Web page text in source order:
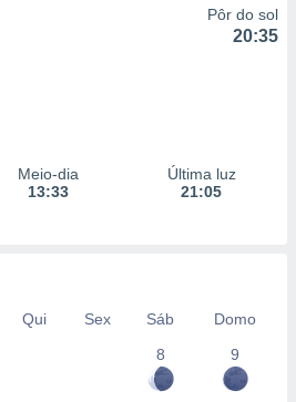
Pôr do sol
20:35
Meio-dia
13:33
Última luz
21:05
Qui Sex Sáb
Domo
8
9